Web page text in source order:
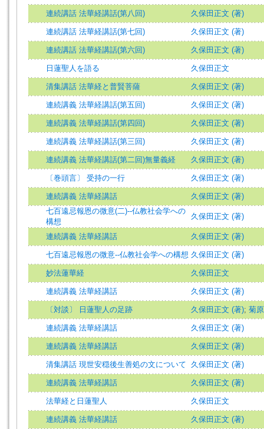
連続講話 法華経講話(第八回) 久保田正文 (著)
連続講話 法華経講話(第七回) 久保田正文 (著)
連続講話 法華経講話(第六回) 久保田正文 (著)
日蓮聖人を語る 久保田正文
清集講話 法華経と普賢菩薩 久保田正文 (著)
連続講義 法華経講話(第五回) 久保田正文 (著)
連続講義 法華経講話(第四回) 久保田正文 (著)
連続講義 法華経講話(第三回) 久保田正文 (著)
連続講義 法華経講話(第二回)無量義経 久保田正文 (著)
〔巻頭言〕 受持の一行 久保田正文 (著)
連続講義 法華経講話
久保田正文 (著)
七百遠忌報恩の微意(二)--仏教社会学への
構想
久保田正文 (著)
連続講義 法華経講話 久保田正文 (著)
七百遠忌報恩の微意--仏教社会学への構想 久保田正文 (著)
妙法蓮華経 久保田正文
連続講義 法華経講話 久保田正文 (著)
〔対談〕 日蓮聖人の足跡 久保田正文 (著); 菊
連続講義 法華経講話 久保田正文 (著)
連続講義 法華経講話 久保田正文 (著)
清集講話 現世安穏後生善処の文について 久保田正文 (著)
連続講義 法華経講話 久保田正文 (著)
法華経と日蓮聖人 久保田正文
連続講義 法華経講話 久保田正文 (著)